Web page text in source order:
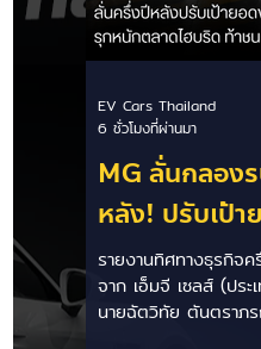
MG ลั่นกลอง
หลัง! ปรับเป้า
เพิ่มเป็น
พร้อมเดินหน้
รายงานทิศทางธุรกิจ
จาก เอ็มจี เซลส์ (ประ
นายฉัตวิทัย ตันตราภ
EV Cars Thailand
6 ชั่วโมงที่ผ่านมา